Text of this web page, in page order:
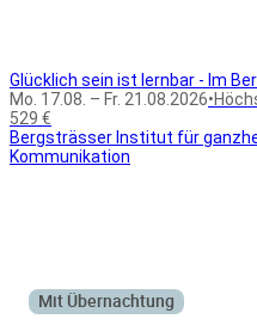
Glücklich sein ist lernbar - Im
Mo. 17.08. – Fr. 21.08.2026•
529 €
Bergsträsser Institut für
Kommunikation
Mit Übernachtung